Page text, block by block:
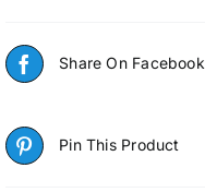
Share On Facebook
Pin This Product